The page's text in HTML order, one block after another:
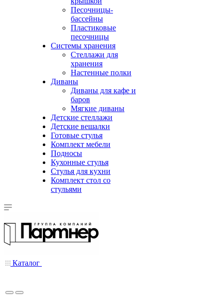
Песочницы-
бассейны
Пластиковые
песочницы
Системы хранения
Стеллажи для
хранения
Настенные полки
Диваны
Диваны для кафе и
баров
Мягкие диваны
Детские стеллажи
Детские вешалки
Готовые стулья
Комплект мебели
Подносы
Кухонные стулья
Стулья для кухни
Комплект стол со
стульями
Каталог